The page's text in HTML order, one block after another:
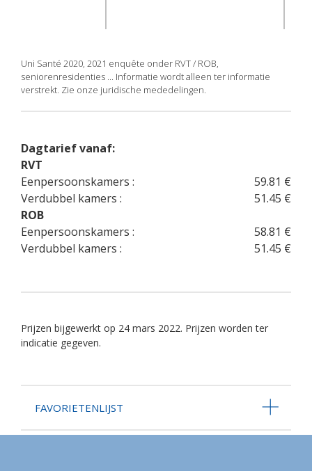
Uni Santé 2020, 2021 enquête onder RVT / ROB,
seniorenresidenties ... Informatie wordt alleen ter informatie
verstrekt. Zie onze juridische mededelingen.
Dagtarief vanaf:
RVT
Eenpersoonskamers :
59.81 €
Verdubbel kamers :
51.45 €
ROB
Eenpersoonskamers :
58.81 €
Verdubbel kamers :
51.45 €
Prijzen bijgewerkt op 24 mars 2022. Prijzen worden ter
indicatie gegeven.
FAVORIETENLIJST